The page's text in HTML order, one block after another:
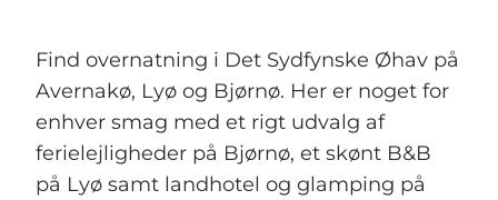
Find overnatning i Det Sydfynske Øhav på
Avernakø, Lyø og Bjørnø. Her er noget for
enhver smag med et rigt udvalg af
ferielejligheder på Bjørnø, et skønt B&B
på Lyø samt landhotel og glamping på